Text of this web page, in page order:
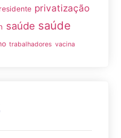
privatização
saúde saúde
trabalhadores vacina